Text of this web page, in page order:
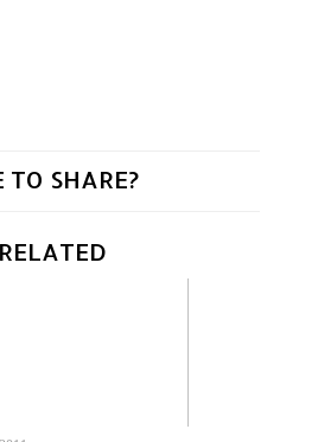
TO SHARE?
RELATED